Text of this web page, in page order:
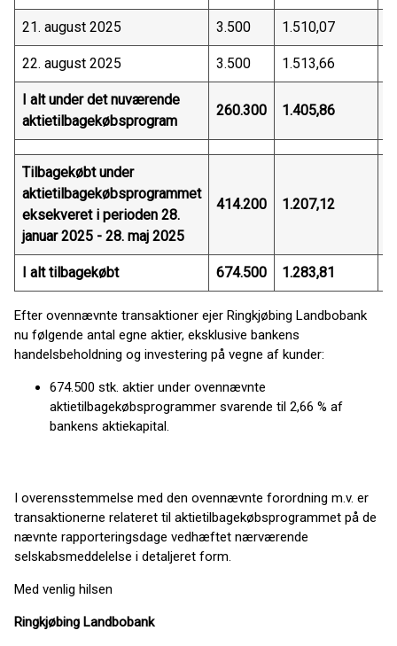
21. august 2025 3.500 1.510,07
22. august 2025 3.500 1.513,66
I alt under det nuværende
aktietilbagekøbsprogram
260.300 1.405,86
Tilbagekøbt under
aktietilbagekøbsprogrammet
eksekveret i perioden 28.
januar 2025 - 28. maj 2025
414.200 1.207,12
I alt tilbagekøbt 674.500 1.283,81
Efter ovennævnte transaktioner ejer Ringkjøbing Landbobank
nu følgende antal egne aktier, eksklusive bankens
handelsbeholdning og investering på vegne af kunder:
674.500 stk. aktier under ovennævnte
aktietilbagekøbsprogrammer svarende til 2,66 % af
bankens aktiekapital.
I overensstemmelse med den ovennævnte forordning m.v. er
transaktionerne relateret til aktietilbagekøbsprogrammet på de
nævnte rapporteringsdage vedhæftet nærværende
selskabsmeddelelse i detaljeret form.
Med venlig hilsen
Ringkjøbing Landbobank